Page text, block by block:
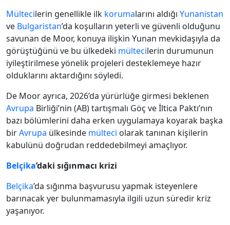
Mültecilerin genellikle ilk korumalarını aldığı Yunanistan
ve Bulgaristan’da koşulların yeterli ve güvenli olduğunu
savunan de Moor, konuya ilişkin Yunan mevkidaşıyla da
görüştüğünü ve bu ülkedeki mültecilerin durumunun
iyileştirilmese yönelik projeleri desteklemeye hazır
olduklarını aktardığını söyledi.
De Moor ayrıca, 2026’da yürürlüğe girmesi beklenen
Avrupa Birliği’nin (AB) tartışmalı Göç ve İltica Paktı’nın
bazı bölümlerini daha erken uygulamaya koyarak başka
birAvrupa ülkesinde mülteci olarak tanınan kişilerin
kabulünü doğrudan reddedebilmeyi amaçlıyor.
Belçika’daki sığınmacı krizi
Belçika’da sığınma başvurusu yapmak isteyenlere
barınacak yer bulunmamasıyla ilgili uzun süredir kriz
yaşanıyor.